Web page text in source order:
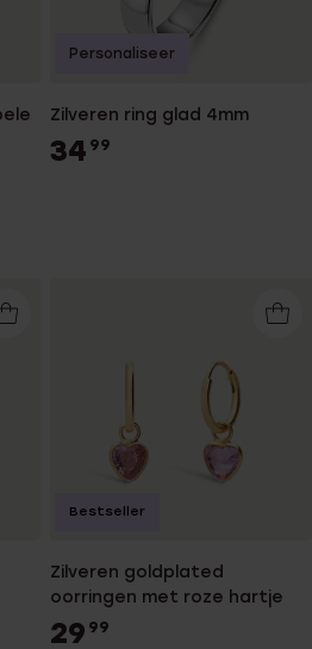
Zilveren ring glad 4mm
34 99
Personaliseer
Zilveren goldplated
oorringen met roze hartje
29 99
Bestseller